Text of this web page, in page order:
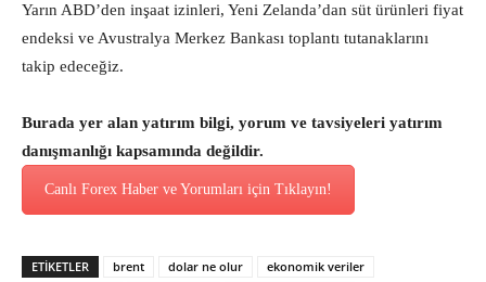
Yarın ABD’den inşaat izinleri, Yeni Zelanda’dan süt ürünleri fiyat
endeksi ve Avustralya Merkez Bankası toplantı tutanaklarını
takip edeceğiz.
Burada yer alan yatırım bilgi, yorum ve tavsiyeleri yatırım
danışmanlığı kapsamında değildir.
Canlı Forex Haber ve Yorumları için Tıklayın!
ETİKETLER brent dolar ne olur
ekonomik veriler